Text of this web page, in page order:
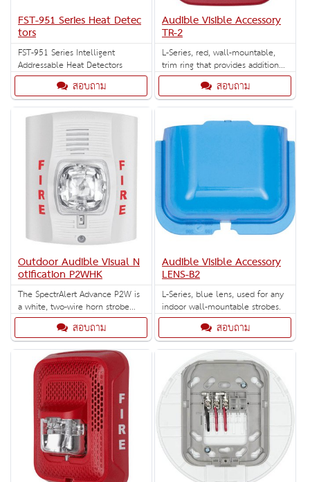
FST-951 Series Heat Detec
tors
FST-951 Series Intelligent
Addressable Heat Detectors
สอบถาม
Audible Visible Accessory
TR-2
L-Series, red, wall-mountable,
trim ring that provides additional
space in backbox (5 per box).
สอบถาม
Outdoor Audible Visual N
otification P2WHK
The SpectrAlert Advance P2W is
a white, two-wire horn strobe
with selectable strobe settings of
15, 15/75, 30, 75, 95, 110 and
115 cd.
สอบถาม
Audible Visible Accessory
LENS-B2
L-Series, blue lens, used for any
indoor wall-mountable strobes.
สอบถาม